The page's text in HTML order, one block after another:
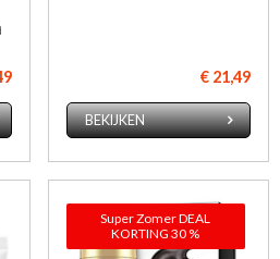
€ 21,49
BEKIJKEN
Super Zomer DEAL
KORTING 30 %